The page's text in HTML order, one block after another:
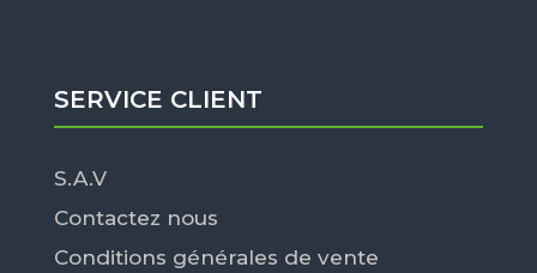
SERVICE CLIENT
S.A.V
Contactez nous
Conditions générales de vente